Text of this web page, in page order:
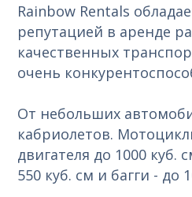
Rainbow Rentals
репутацией в аренде
качественных
очень
От небольших
кабриолетов.
двигателя до 1000 куб.
550 куб. см и багги - до